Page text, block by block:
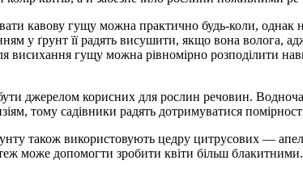
кавову гущу можна практично будь-коли, однак
у ґрунт її радять висушити, якщо вона волога,
висихання гущу можна рівномірно розподілити
джерелом корисних для рослин речовин.
тому садівники радять дотримуватися
також використовують цедру цитрусових —
може допомогти зробити квіти більш блакитними.